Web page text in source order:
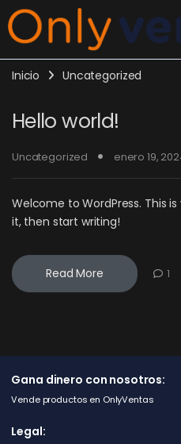
Inicio Uncategorized
Hello world!
Uncategorized enero 19,
Welcome to WordPress. This
it, then start writing!
Read More 1
Gana dinero con nosotros:
Vende productos en OnlyVentas
Legal: